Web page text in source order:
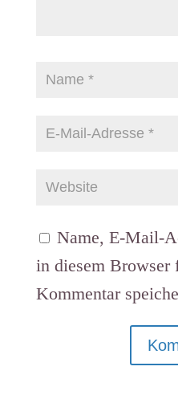
Name, E-Mail-
in diesem Browser
Kommentar